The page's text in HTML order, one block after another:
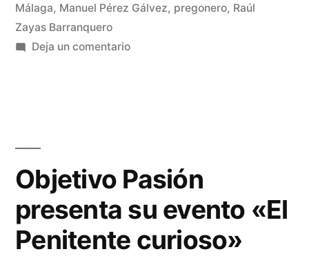
pregonero
de
Málaga, Manuel Pérez Gálvez, pregonero, Raúl
Zayas Barranquero
Deja un comentarioen
pregonero
la
Juventud
Objetivo Pasión
presenta su evento «El
Penitente curioso»